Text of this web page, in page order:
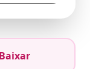
Baixar